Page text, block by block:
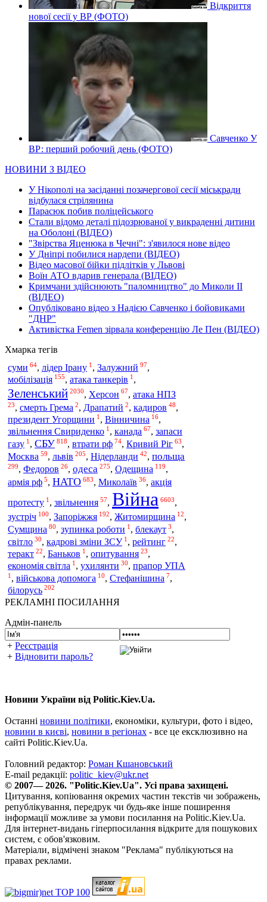
Відкриття
нової сесії у ВР (ФОТО)
Савченко У
ВР: перший робочий день (ФОТО)
НОВИНИ З ВІДЕО
У Нікополі на засіданні позачергової сесії міськради
відбулася стрілянина
Парасюк побив поліцейського
Стали відомо деталі підозрюваної у викраденні дитини
на Оболоні (ВІДЕО)
"Звірства Яценюка в Чечні": з'явилося нове відео
У Дніпрі побилися нардепи (ВІДЕО)
Відео масової бійки підлітків у Львові
Воїн АТО вдарив генерала (ВІДЕО)
Кримчани здійснюють "паломництво" до Миколи ІІ
(ВІДЕО)
Опубліковано відео з Надією Савченко і бойовиками
"ДНР"
Активістка Femen зірвала конференцію Ле Пен (ВІДЕО)
Хмарка тегів
суми 64, лідер Ірану 1 , Залужний 97,
мобілізація 155, атака танкерів 1 ,
Зеленський 2030, Херсон 67, атака НПЗ
23, смерть Грема 2, Драпатий 2, кадиров 48,
президент Угорщини 1 , Вінничина 16,
звільнення Свириденко 1 , канада 67, запаси
газу 1 , СБУ 818, втрати рф 74, Кривий Ріг 63,
Москва 59, львів 205, Нідерланди 42, польща
299, Федоров 26, одеса 275, Одещина 119,
армія рф 5, НАТО 683, Миколаїв 36, акція
протесту 1 , звільнення 57, Війна 6603,
зустріч 100, Запоріжжя 192, Житомирщина 12,
Сумщина 80, зупинка роботи 1 , блекаут 3,
світло 30, кадрові зміни ЗСУ 1 , рейтинг 22,
теракт 22, Баньков 1 , опитування 23,
економія світла 1 , ухилянти 30, прапор УПА
1 , військова допомога 10, Стефанішина 7,
білорусь 202
РЕКЛАМНІ ПОСИЛАННЯ
Адмін-панель
+ Реєстрація
+ Відновити пароль?
Новини України від Politic.Kiev.Ua.
Останні новини політики, економіки, культури, фото і відео,
новини в києві, новини в регіонах - все це ексклюзивно на
сайті Politic.Kiev.Ua.
Головний редактор: Роман Кшановський
E-mail редакції: politic_kiev@ukr.net
© 2007— 2026. "Politic.Kiev.Ua". Усі права захищені.
Цитування, копіювання окремих частин текстів чи зображень,
републікування, передрук чи будь-яке інше поширення
інформації можливе за умови посилання на Politic.Kiev.Ua.
Для інтернет-видань гіперпосилання відкрите для пошукових
систем, є обов'язковим.
Матеріали, відмічені знаком "Реклама" публікуються на
правах реклами.